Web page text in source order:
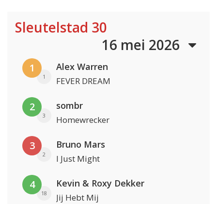
Sleutelstad 30
16 mei 2026
1
1
Alex Warren
FEVER DREAM
2
3
sombr
Homewrecker
3
2
Bruno Mars
I Just Might
4
18
Kevin & Roxy Dekker
Jij Hebt Mij